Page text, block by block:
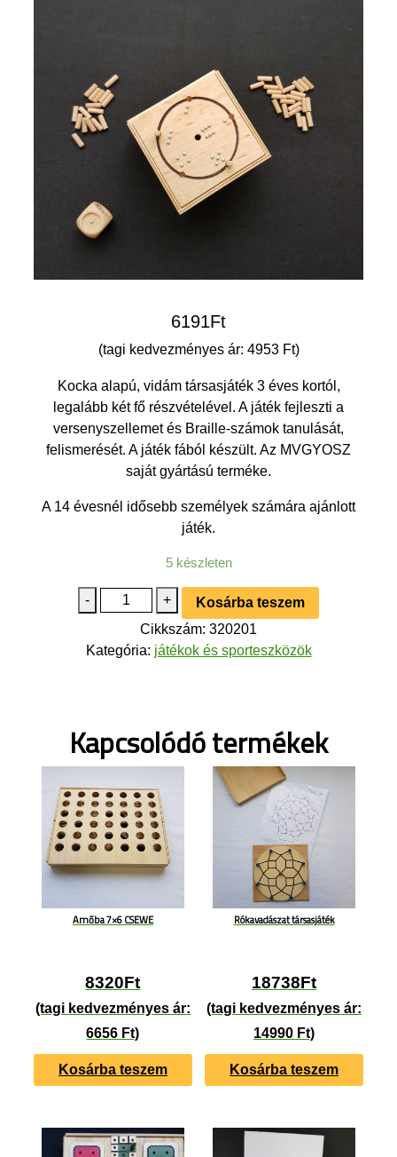
6191Ft
(tagi kedvezményes ár: 4953 Ft)
Kocka alapú, vidám társasjáték 3 éves kortól,
legalább két fő részvételével. A játék fejleszti a
versenyszellemet és Braille-számok tanulását,
felismerését. A játék fából készült. Az MVGYOSZ
saját gyártású terméke.
A 14 évesnél idősebb személyek számára ajánlott
játék.
5 készleten
-
Boszorkánykút
logikai
társasjáték
mennyiség
+
Kosárba teszem
Cikkszám: 320201
Kategória: játékok és sporteszközök
Kapcsolódó termékek
Amőba 7×6 CSEWE
8320Ft
(tagi kedvezményes ár:
6656 Ft)
Kosárba teszem
Rókavadászat társasjáték
18738Ft
(tagi kedvezményes ár:
14990 Ft)
Kosárba teszem